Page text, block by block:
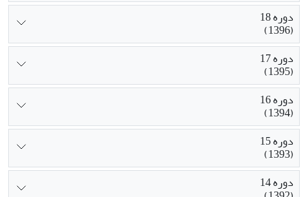
دوره 18
(1396)
دوره 17
(1395)
دوره 16
(1394)
دوره 15
(1393)
دوره 14